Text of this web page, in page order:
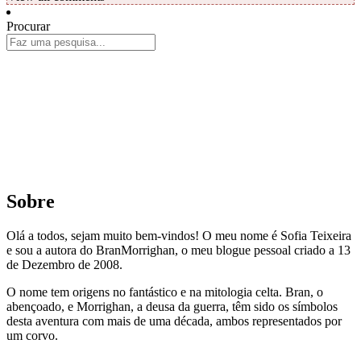
Procurar
Sobre
Olá a todos, sejam muito bem-vindos! O meu nome é Sofia Teixeira
e sou a autora do BranMorrighan, o meu blogue pessoal criado a 13
de Dezembro de 2008.
O nome tem origens no fantástico e na mitologia celta. Bran, o
abençoado, e Morrighan, a deusa da guerra, têm sido os símbolos
desta aventura com mais de uma década, ambos representados por
um corvo.